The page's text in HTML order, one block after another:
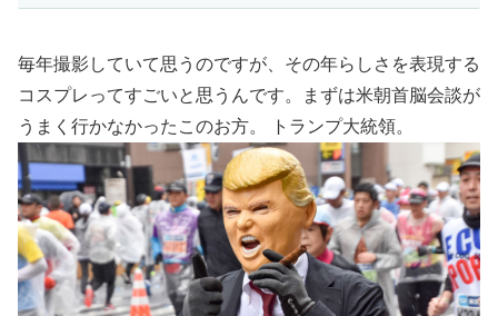
毎年撮影していて思うのですが、その年らしさを表現する
コスプレってすごいと思うんです。まずは米朝首脳会談が
うまく行かなかったこのお方。 トランプ大統領。